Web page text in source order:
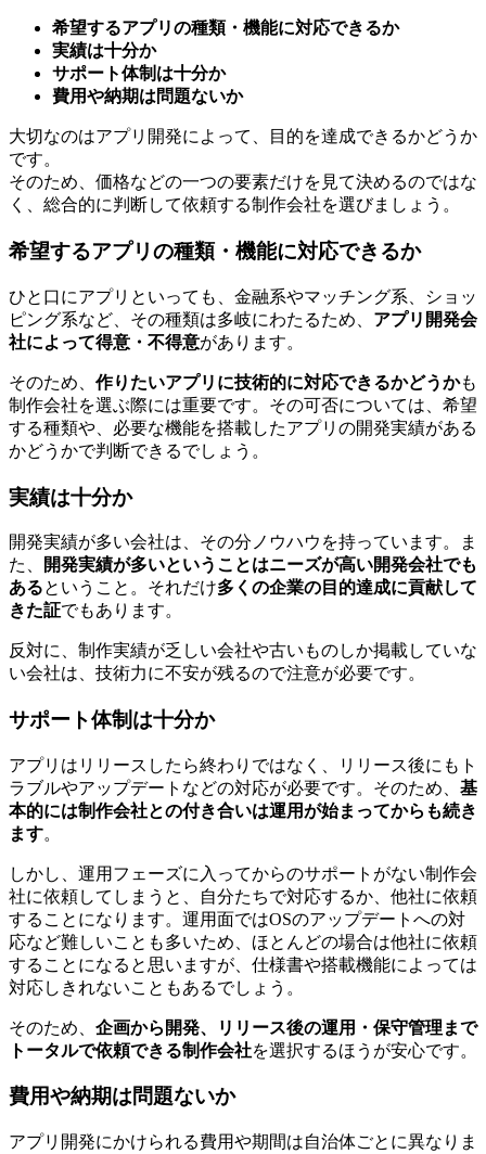
希望するアプリの種類・機能に対応できるか
実績は十分か
サポート体制は十分か
費用や納期は問題ないか
大切なのはアプリ開発によって、目的を達成できるかどうか
です。
そのため、価格などの一つの要素だけを見て決めるのではな
く、総合的に判断して依頼する制作会社を選びましょう。
希望するアプリの種類・機能に対応できるか
ひと口にアプリといっても、金融系やマッチング系、ショッ
ピング系など、その種類は多岐にわたるため、 アプリ開発会
社によって得意・不得意があります。
そのため、 作りたいアプリに技術的に対応できるかどうかも
制作会社を選ぶ際には重要です。その可否については、希望
する種類や、必要な機能を搭載したアプリの開発実績がある
かどうかで判断できるでしょう。
実績は十分か
開発実績が多い会社は、その分ノウハウを持っています。ま
た、
開発実績が多いということはニーズが高い開発会社でも
あるということ。それだけ多くの企業の目的達成に貢献して
きた証でもあります。
反対に、制作実績が乏しい会社や古いものしか掲載していな
い会社は、技術力に不安が残るので注意が必要です。
サポート体制は十分か
アプリはリリースしたら終わりではなく、リリース後にもト
ラブルやアップデートなどの対応が必要です。そのため、 基
本的には制作会社との付き合いは運用が始まってからも続き
ます。
しかし、運用フェーズに入ってからのサポートがない制作会
社に依頼してしまうと、自分たちで対応するか、他社に依頼
することになります。運用面ではOSのアップデートへの対
応など難しいことも多いため、ほとんどの場合は他社に依頼
することになると思いますが、仕様書や搭載機能によっては
対応しきれないこともあるでしょう。
そのため、 企画から開発、リリース後の運用・保守管理まで
トータルで依頼できる制作会社を選択するほうが安心です。
費用や納期は問題ないか
アプリ開発にかけられる費用や期間は自治体ごとに異なりま